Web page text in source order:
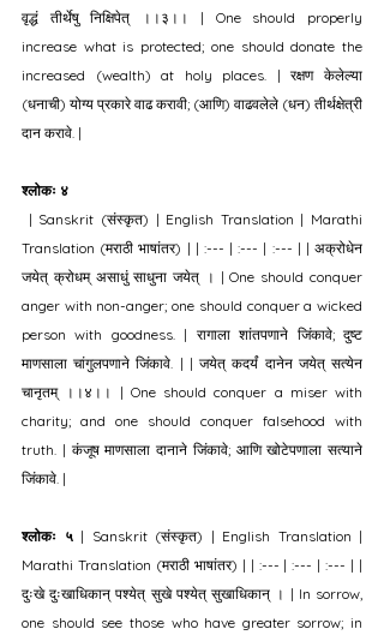
वृद्धं तीर्थेषु निक्षिपेत् ।।३।। | One should properly
increase what is protected; one should donate the
increased (wealth) at holy places. | रक्षण केलेल्या
(धनाची) योग्य प्रकारे वाढ करावी; (आणि) वाढवलेले (धन) तीर्थक्षेत्री
दान करावे. |
श्लोकः ४
Translation (मराठी भाषांतर) | | :--- | :--- | :--- | | अक्रोधेन
जयेत् क्रोधम् असाधुं साधुना जयेत् । | One should conquer
anger with non-anger; one should conquer a wicked
person with goodness. | रागाला शांतपणाने जिंकावे; दुष्ट
माणसाला चांगुलपणाने जिंकावे. | | जयेत् कदर्यं दानेन जयेत् सत्येन
चानृतम् ।।४।। | One should conquer a miser with
charity; and one should conquer falsehood with
truth. | कंजूष माणसाला दानाने जिंकावे; आणि खोटेपणाला सत्याने
जिंकावे. |
श्लोकः ५ | Sanskrit (संस्कृत) | English Translation |
Marathi Translation (मराठी भाषांतर) | | :--- | :--- | :--- | |
दुःखे दुःखाधिकान् पश्येत् सुखे पश्येत् सुखाधिकान् । | In sorrow,
one should see those who have greater sorrow; in